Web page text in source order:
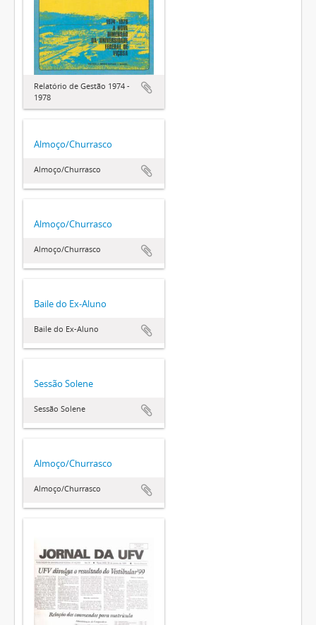
Relatório de Gestão 1974 -
1978
Almoço/Churrasco
Almoço/Churrasco
Almoço/Churrasco
Almoço/Churrasco
Baile do Ex-Aluno
Baile do Ex-Aluno
Sessão Solene
Sessão Solene
Almoço/Churrasco
Almoço/Churrasco